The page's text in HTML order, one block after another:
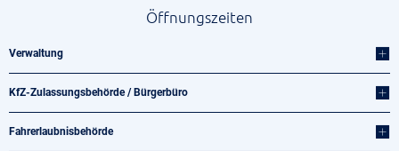
Öffnungszeiten
Verwaltung
KfZ-Zulassungsbehörde / Bürgerbüro
Fahrerlaubnisbehörde